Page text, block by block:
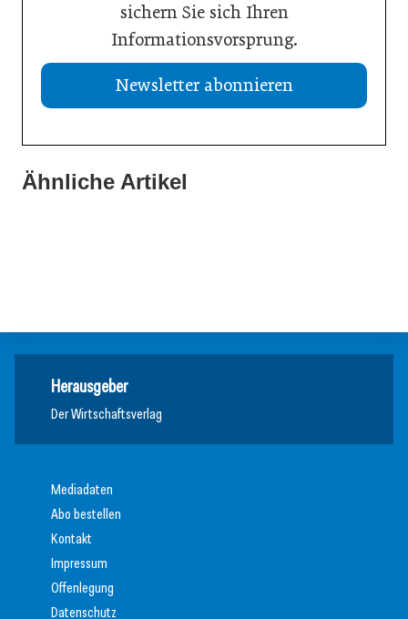
sichern Sie sich Ihren
Informationsvorsprung.
Newsletter abonnieren
Ähnliche Artikel
21. Juli 2026
Herausgeber
Der Wirtschaftsverlag
Mediadaten
Abo bestellen
Kontakt
Impressum
Offenlegung
Datenschutz